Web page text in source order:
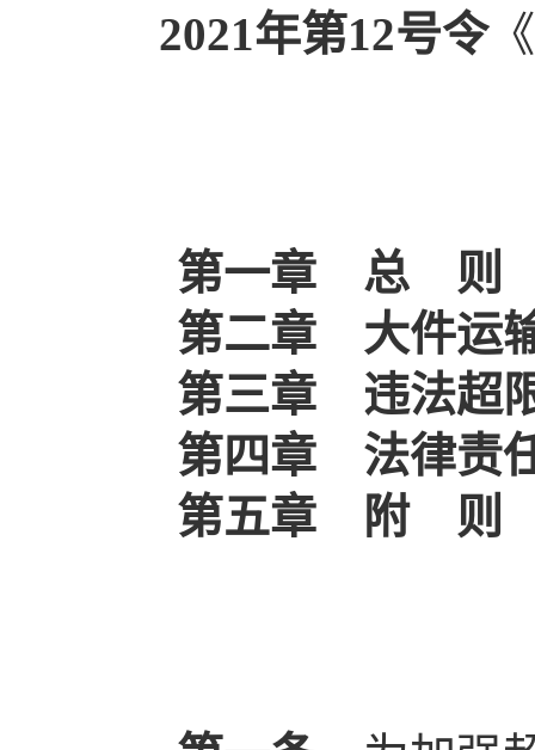
2021年第12号令
第一章 总 则
第二章 大件运
第三章 违法超
第四章 法律责
第五章 附 则